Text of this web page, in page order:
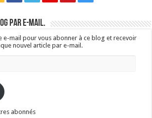
par e-mail.
e-mail pour vous abonner à ce blog et recevoir
nouvel article par e-mail.
abonnés